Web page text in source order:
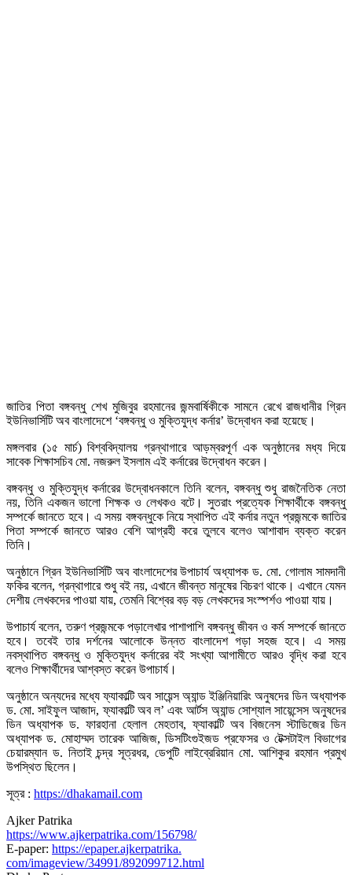
জাতির পিতা বঙ্গবন্ধু শেখ মুজিবুর রহমানের জন্মবার্ষিকীকে সামনে রেখে রাজধানীর গ্রিন
ইউনিভার্সিটি অব বাংলাদেশে ‘বঙ্গবন্ধু ও মুক্তিযুদ্ধ কর্নার’ উদ্বোধন করা হয়েছে।
মঙ্গলবার (১৫ মার্চ) বিশ্ববিদ্যালয় গ্রন্থাগারে আড়ম্বরপূর্ণ এক অনুষ্ঠানের মধ্য দিয়ে
সাবেক শিক্ষাসচিব মো. নজরুল ইসলাম এই কর্নারের উদ্বোধন করেন।
বঙ্গবন্ধু ও মুক্তিযুদ্ধ কর্নারের উদ্বোধনকালে তিনি বলেন, বঙ্গবন্ধু শুধু রাজনৈতিক নেতা
নয়, তিনি একজন ভালো শিক্ষক ও লেখকও বটে। সুতরাং প্রত্যেক শিক্ষার্থীকে বঙ্গবন্ধু
সম্পর্কে জানতে হবে। এ সময় বঙ্গবন্ধুকে নিয়ে স্থাপিত এই কর্নার নতুন প্রজন্মকে জাতির
পিতা সম্পর্কে জানতে আরও বেশি আগ্রহী করে তুলবে বলেও আশাবাদ ব্যক্ত করেন
তিনি।
অনুষ্ঠানে গ্রিন ইউনিভার্সিটি অব বাংলাদেশের উপাচার্য অধ্যাপক ড. মো. গোলাম সামদানী
ফকির বলেন, গ্রন্থাগারে শুধু বই নয়, এখানে জীবন্ত মানুষের বিচরণ থাকে। এখানে যেমন
দেশীয় লেখকদের পাওয়া যায়, তেমনি বিশ্বের বড় বড় লেখকদের সংস্পর্শও পাওয়া যায়।
উপাচার্য বলেন, তরুণ প্রজন্মকে পড়ালেখার পাশাপাশি বঙ্গবন্ধু জীবন ও কর্ম সম্পর্কে জানতে
হবে। তবেই তার দর্শনের আলোকে উন্নত বাংলাদেশ গড়া সহজ হবে। এ সময়
নবস্থাপিত বঙ্গবন্ধু ও মুক্তিযুদ্ধ কর্নারের বই সংখ্যা আগামীতে আরও বৃদ্ধি করা হবে
বলেও শিক্ষার্থীদের আশ্বস্ত করেন উপাচার্য।
অনুষ্ঠানে অন্যদের মধ্যে ফ্যাকাল্টি অব সায়েন্স অ্যান্ড ইঞ্জিনিয়ারিং অনুষদের ডিন অধ্যাপক
ড. মো. সাইফুল আজাদ, ফ্যাকাল্টি অব ল’ এবং আর্টস অ্যান্ড সোশ্যাল সায়েন্সেস অনুষদের
ডিন অধ্যাপক ড. ফারহানা হেলাল মেহতাব, ফ্যাকাল্টি অব বিজনেস স্টাডিজের ডিন
অধ্যাপক ড. মোহাম্মদ তারেক আজিজ, ডিসটিংগুইজড প্রফেসর ও টেক্সটাইল বিভাগের
চেয়ারম্যান ড. নিতাই চন্দ্র সূত্রধর, ডেপুটি লাইব্রেরিয়ান মো. আশিকুর রহমান প্রমুখ
উপস্থিত ছিলেন।
সূত্র : https://dhakamail.com
Ajker Patrika
https://www.ajkerpatrika.com/156798/
E-paper: https://epaper.ajkerpatrika.
com/imageview/34991/892099712.html